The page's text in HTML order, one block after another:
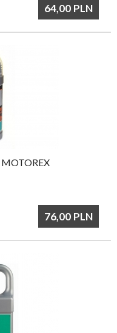
64,00 PLN
76,00 PLN